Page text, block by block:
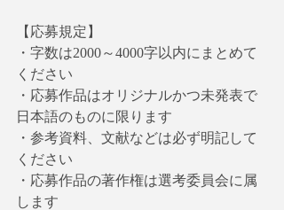
【応募規定】
・字数は2000～4000字以内にまとめて
ください
・応募作品はオリジナルかつ未発表で
日本語のものに限ります
・参考資料、文献などは必ず明記して
ください
・応募作品の著作権は選考委員会に属
します